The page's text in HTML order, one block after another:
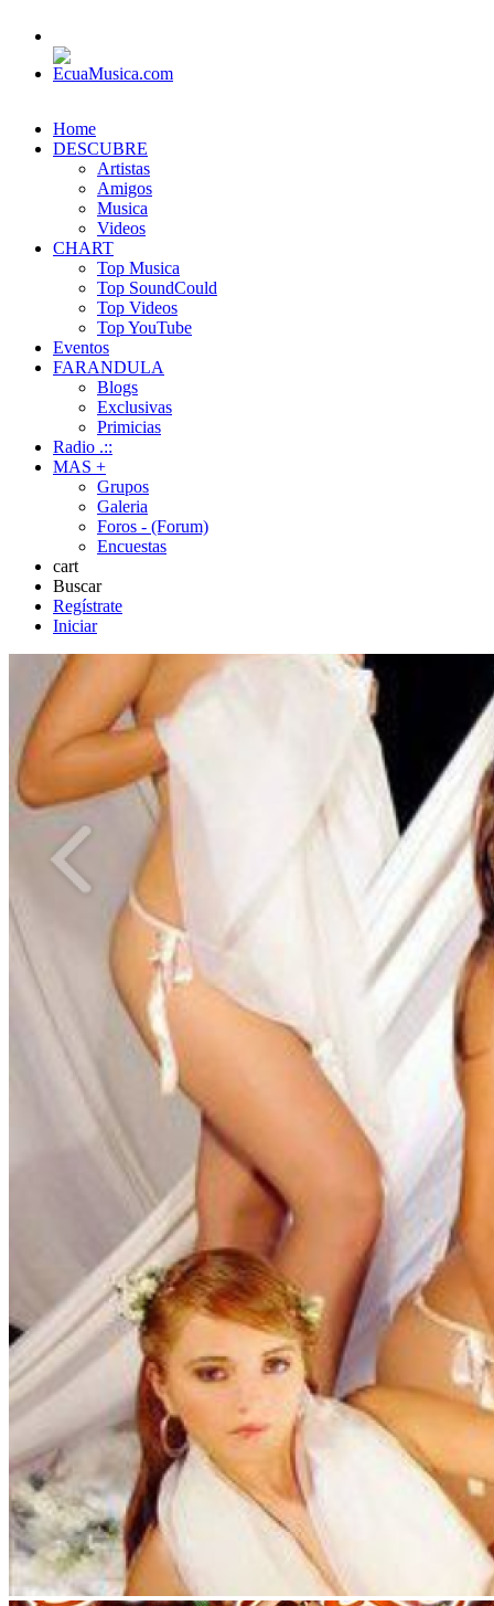
Home
DESCUBRE
Artistas
Amigos
Musica
Videos
CHART
Top Musica
Top SoundCould
Top Videos
Top YouTube
Eventos
FARANDULA
Blogs
Exclusivas
Primicias
Radio .::
MAS +
Grupos
Galeria
Foros - (Forum)
Encuestas
cart
Buscar
Regístrate
Iniciar